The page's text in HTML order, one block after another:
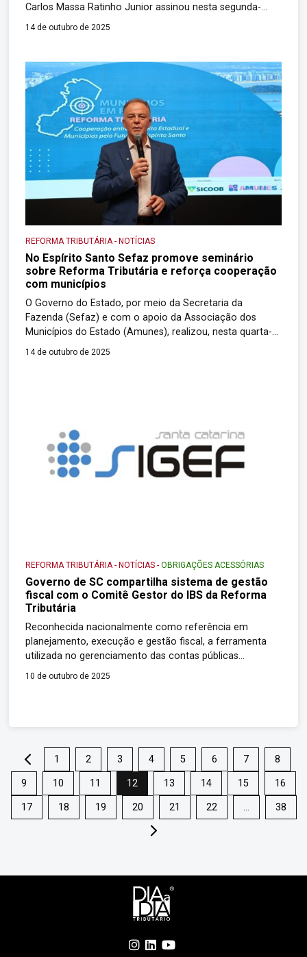
Carlos Massa Ratinho Junior assinou nesta segunda-
feira (13) o Decreto nº 11.471 que cria o Conselho
implementação da reforma no Estado. Além disso, o […]
14 de outubro de 2025
REFORMA TRIBUTÁRIA -NOTÍCIAS
No Espírito Santo Sefaz promove seminário
sobre Reforma Tributária e reforça cooperação
com municípios
O Governo do Estado, por meio da Secretaria da
Fazenda (Sefaz) e com o apoio da Associação dos
Municípios do Estado (Amunes), realizou, nesta quarta-
feira (8), o seminário “Reforma Tributária: Cooperação
14 de outubro de 2025
REFORMA TRIBUTÁRIA -NOTÍCIAS -OBRIGAÇÕES ACESSÓRIAS
Governo de SC compartilha sistema de gestão
fiscal com o Comitê Gestor do IBS da Reforma
Tributária
Reconhecida nacionalmente como referência em
planejamento, execução e gestão fiscal, a ferramenta
utilizada no gerenciamento das contas públicas
catarinenses será adotada pelo Comitê Gestor do
SIGEF, o Sistema Integrado de […]
10 de outubro de 2025
. 1 2 3 4 5 6 7 8
9 10 11 12 13 14 15 16
17 18 19 20 21 22 …
38
.